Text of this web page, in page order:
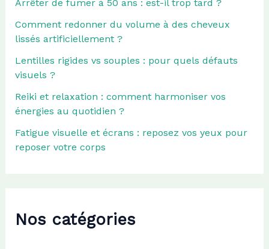
Arrêter de fumer à 50 ans : est-il trop tard ?
Comment redonner du volume à des cheveux
lissés artificiellement ?
Lentilles rigides vs souples : pour quels défauts
visuels ?
Reiki et relaxation : comment harmoniser vos
énergies au quotidien ?
Fatigue visuelle et écrans : reposez vos yeux pour
reposer votre corps
Nos catégories